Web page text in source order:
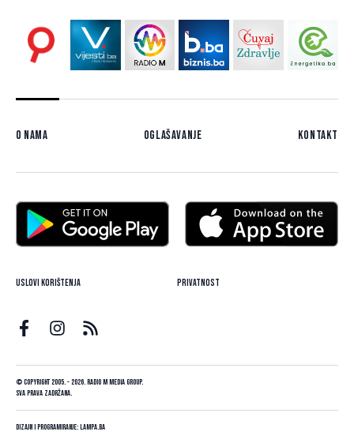
O nama Oglašavanje Kontakt
Uslovi korištenja Privatnost
© Copyright 2005. - 2026. Radio M Media Group.
Sva prava zadržana.
Dizajn i programiranje:Lampa.ba